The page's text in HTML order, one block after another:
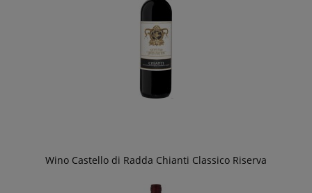
Wino Castello di Radda Chianti Classico Riserva